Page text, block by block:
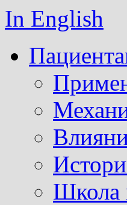
In English
Школа